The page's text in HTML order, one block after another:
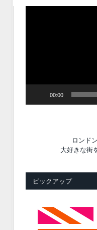
00:00
ロンド
大好きな街
ピックアップ